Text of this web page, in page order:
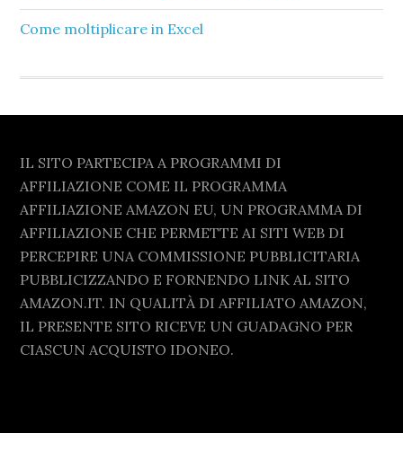
Come moltiplicare in Excel​
Footer
IL SITO PARTECIPA A PROGRAMMI DI
AFFILIAZIONE COME IL PROGRAMMA
AFFILIAZIONE AMAZON EU, UN PROGRAMMA DI
AFFILIAZIONE CHE PERMETTE AI SITI WEB DI
PERCEPIRE UNA COMMISSIONE PUBBLICITARIA
PUBBLICIZZANDO E FORNENDO LINK AL SITO
AMAZON.IT. IN QUALITÀ DI AFFILIATO AMAZON,
IL PRESENTE SITO RICEVE UN GUADAGNO PER
CIASCUN ACQUISTO IDONEO.